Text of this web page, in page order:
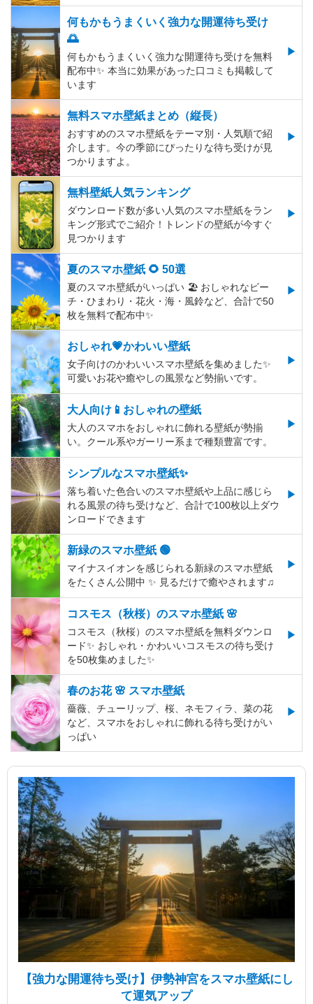
何もかもうまくいく強力な開運待ち受け
🌅
何もかもうまくいく強力な開運待ち受けを無料
配布中✨️ 本当に効果があった口コミも掲載して
います
無料スマホ壁紙まとめ（縦長）
おすすめのスマホ壁紙をテーマ別・人気順で紹
介します。今の季節にぴったりな待ち受けが見
つかりますよ。
無料壁紙人気ランキング
ダウンロード数が多い人気のスマホ壁紙をラン
キング形式でご紹介！トレンドの壁紙が今すぐ
見つかります
夏のスマホ壁紙 🌻 50選
夏のスマホ壁紙がいっぱい 🏖 おしゃれなビー
チ・ひまわり・花火・海・風鈴など、合計で50
枚を無料で配布中✨
おしゃれ💗かわいい壁紙
女子向けのかわいいスマホ壁紙を集めました✨
可愛いお花や癒やしの風景など勢揃いです。
大人向け📱おしゃれの壁紙
大人のスマホをおしゃれに飾れる壁紙が勢揃
い。クール系やガーリー系まで種類豊富です。
シンプルなスマホ壁紙✨
落ち着いた色合いのスマホ壁紙や上品に感じら
れる風景の待ち受けなど、合計で100枚以上ダウ
ンロードできます
新緑のスマホ壁紙 🟢
マイナスイオンを感じられる新緑のスマホ壁紙
をたくさん公開中 ✨ 見るだけで癒やされます♫
コスモス（秋桜）のスマホ壁紙 🌸
コスモス（秋桜）のスマホ壁紙を無料ダウンロ
ード✨️ おしゃれ・かわいいコスモスの待ち受け
を50枚集めました✨️
春のお花 🌸 スマホ壁紙
薔薇、チューリップ、桜、ネモフィラ、菜の花
など、スマホをおしゃれに飾れる待ち受けがい
っぱい
【強力な開運待ち受け】伊勢神宮をスマホ壁紙にし
て運気アップ